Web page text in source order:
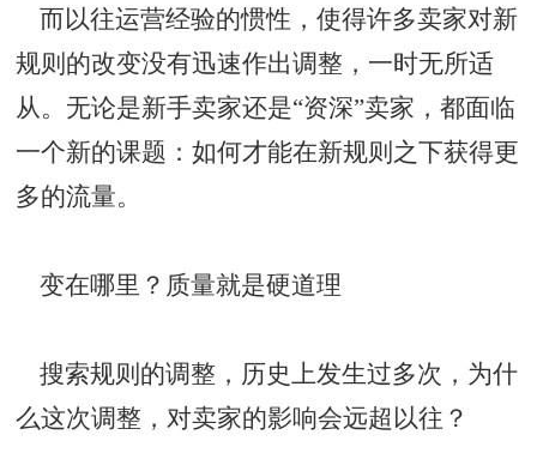
而以往运营经验的惯性，使得许多卖家对新
规则的改变没有迅速作出调整，一时无所适
从。无论是新手卖家还是“资深”卖家，都面临
一个新的课题：如何才能在新规则之下获得更
多的流量。
变在哪里？质量就是硬道理
搜索规则的调整，历史上发生过多次，为什
么这次调整，对卖家的影响会远超以往？